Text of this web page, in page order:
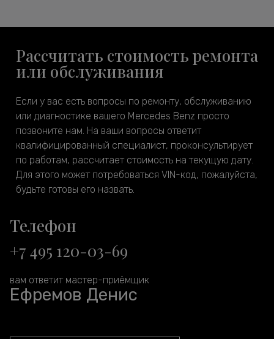
Рассчитать стоимость ремонта
или обслуживания
Если у вас есть вопросы по ремонту, обслуживанию
или диагностике вашего Mercedes Benz просто
позвоните нам. На ваши вопросы ответит
квалифицированный специалист, проконсультирует
по работам, рассчитает стоимость на текущую дату.
Для этого может потребоваться VIN-код, пожалуйста,
будьте готовы его назвать.
Телефон
+7 495 120-03-69
вам ответит мастер-приёмщик
Ефремов Денис